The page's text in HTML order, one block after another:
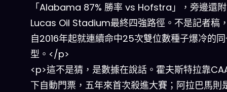
「Alabama 87% 勝率 vs Hofstra」，旁邊還
Lucas Oil Stadium最終四強路徑。不是記者稿
自2016年起就連續命中25次雙位數種子爆冷的
型。</p>
<p>這不是猜，是數據在說話。霍夫斯特拉靠
下自動門票，五年來首次殺進大賽；阿拉巴馬則